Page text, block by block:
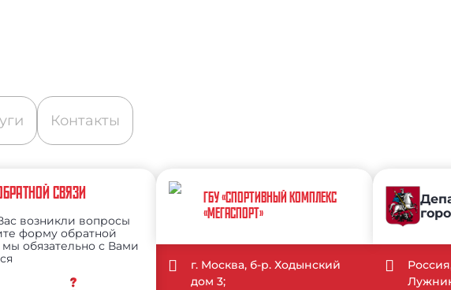
Контакты
СВЯЗИ
возникли вопросы
форму обратной
мы обязательно с Вами
ГБУ «СПОРТИВНЫЙ КОМПЛЕКС
«МЕГАСПОРТ»
г. Москва, б-р. Ходынский
дом 3;